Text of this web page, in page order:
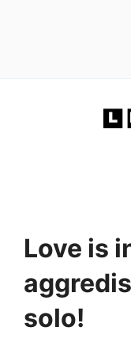
Love is
solo!